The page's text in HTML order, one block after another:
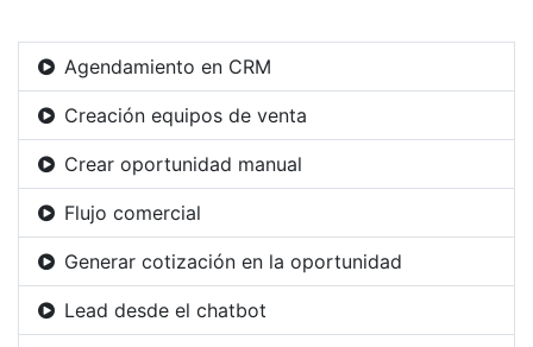
Agendamiento en CRM
Creación equipos de venta
Crear oportunidad manual
Flujo comercial
Generar cotización en la oportunidad
Lead desde el chatbot